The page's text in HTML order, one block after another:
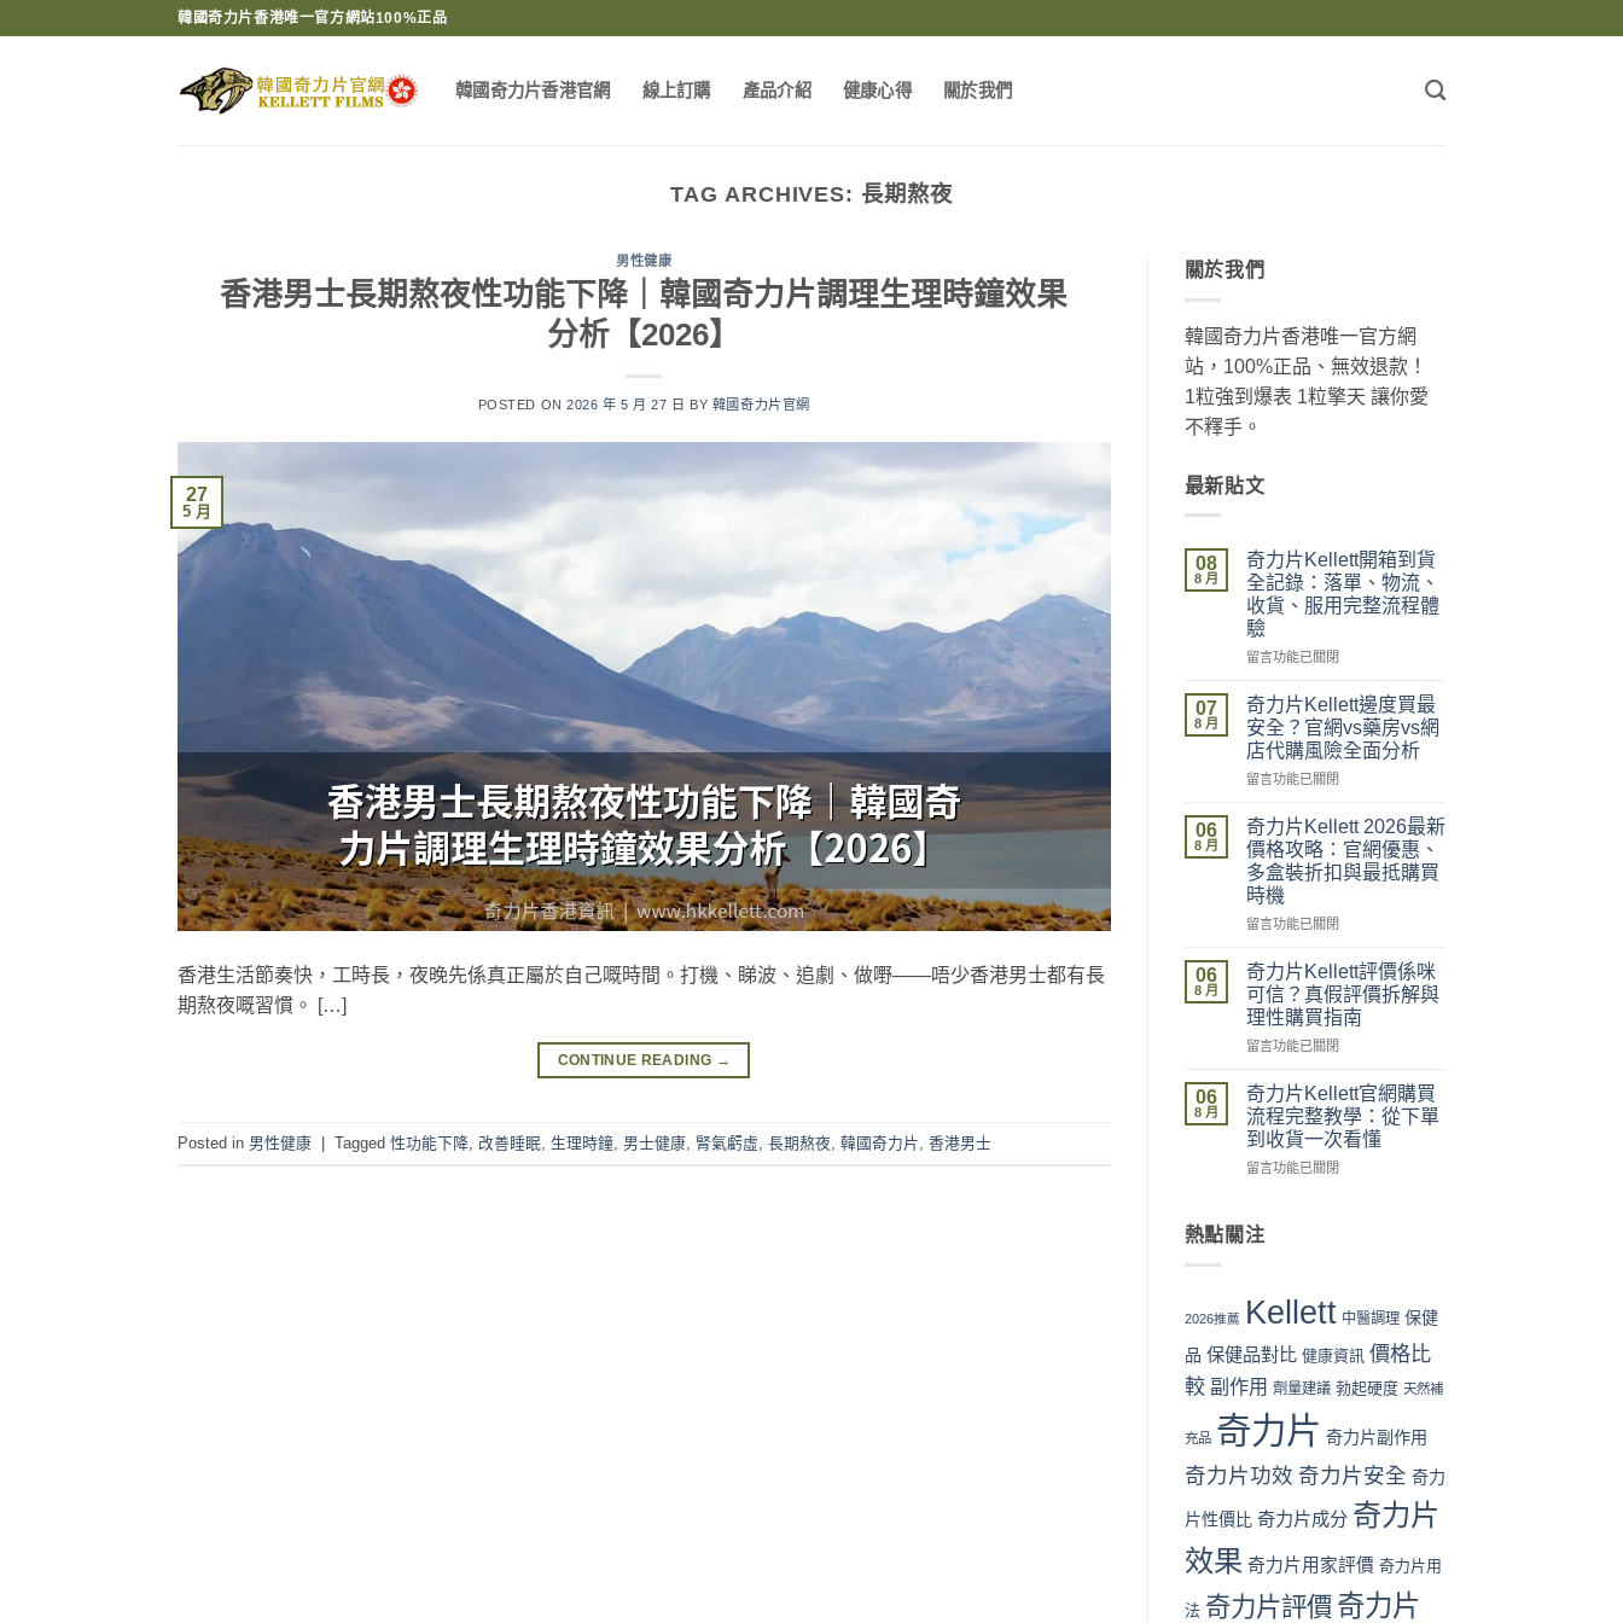
韓國奇力片香港唯一官方網站100%正品
韓國奇力片香港官網 線上訂購 產品介紹 健康心得 關於我們
TAG ARCHIVES: 長期熬夜
男性健康
香港男士長期熬夜性功能下降｜韓國奇力片調理生理時鐘效果
分析【2026】
POSTED ON2026 年 5 月 27 日 BY 韓國奇力片官網
27
5 月
香港生活節奏快，工時長，夜晚先係真正屬於自己嘅時間。打機、睇波、追劇、做嘢——唔少香港男士都有長
期熬夜嘅習慣。 […]
CONTINUE READING →
Posted in 男性健康 | Tagged 性功能下降 改善睡眠 生理時鐘 男士健康 腎氣虧虛 長期熬夜 韓國奇力片 香港男士
關於我們
韓國奇力片香港唯一官方網
站，100%正品、無效退款！
1粒強到爆表 1粒擎天 讓你愛
不釋手。
最新貼文
08
8 月
奇力片Kellett開箱到貨
全記錄：落單、物流、
收貨、服用完整流程體
驗
在
力
片
Kellett
開
箱
貨
全
記
錄：
落
單、
流、
收
貨、
服
用
整
流
程
體
驗〉
留言功能已關閉
07
8 月
奇力片Kellett邊度買最
安全？官網vs藥房vs網
店代購風險全面分析
在
力
片
Kellett
邊
度
買
安
全？
官
網
vs
房
vs
網
店
代
險
析〉
留言功能已關閉
06
8 月
奇力片Kellett 2026最新
價格攻略：官網優惠、
多盒裝折扣與最抵購買
時機
在
力
片
Kellett
2026
最
價
格
攻
略：
官
惠、
折
與
抵
購
機〉
留言功能已關閉
06
8 月
奇力片Kellett評價係咪
可信？真假評價拆解與
理性購買指南
在
力
片
Kellett
評
價
可
評
拆
與
理
買
南〉
留言功能已關閉
06
8 月
奇力片Kellett官網購買
流程完整教學：從下單
到收貨一次看懂
在
片
購
流
完
教
從
單
收
貨
一
次
留言功能已關閉
熱點關注
2026推薦 Kellett 中醫調理 保健
品 保健品對比 健康資訊 價格比
較 副作用 劑量建議 勃起硬度 天然補
充品 奇力片 奇力片副作用
奇力片功效 奇力片安全 奇力
片性價比 奇力片成分 奇力片
效果 奇力片用家評價 奇力片用
法 奇力片評價 奇力片